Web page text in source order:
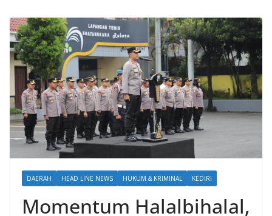
DAERAH HEAD LINE NEWS HUKUM & KRIMINAL KEDIRI
Momentum Halalbihalal,